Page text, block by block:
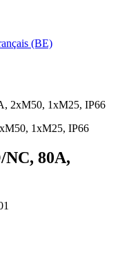
(BE)
2xM50, 1xM25, IP66
NC, 80A,